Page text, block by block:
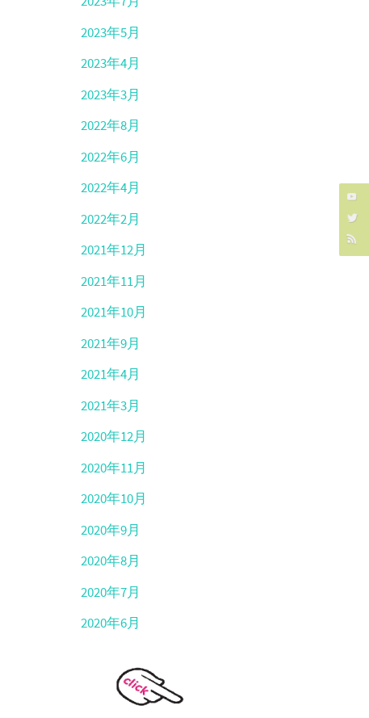
2023年5月
2023年4月
2023年3月
2022年8月
2022年6月
2022年4月
2022年2月
2021年12月
2021年11月
2021年10月
2021年9月
2021年4月
2021年3月
2020年12月
2020年11月
2020年10月
2020年9月
2020年8月
2020年7月
2020年6月